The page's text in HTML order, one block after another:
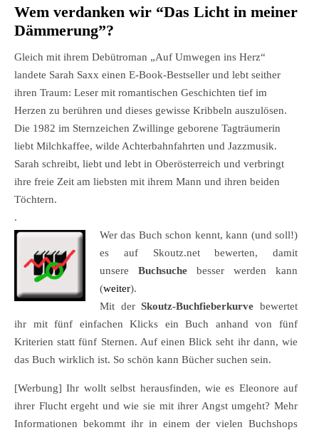
Wem verdanken wir “Das Licht in meiner
Dämmerung”?
Gleich mit ihrem Debütroman „Auf Umwegen ins Herz“
landete Sarah Saxx einen E-Book-Bestseller und lebt seither
ihren Traum: Leser mit romantischen Geschichten tief im
Herzen zu berühren und dieses gewisse Kribbeln auszulösen.
Die 1982 im Sternzeichen Zwillinge geborene Tagträumerin
liebt Milchkaffee, wilde Achterbahnfahrten und Jazzmusik.
Sarah schreibt, liebt und lebt in Oberösterreich und verbringt
ihre freie Zeit am liebsten mit ihrem Mann und ihren beiden
Töchtern.
.
Wer das Buch schon kennt, kann (und soll!)
es auf Skoutz.net bewerten, damit
unsere Buchsuche besser werden kann
(weiter).
Mit derSkoutz-Buchfieberkurve bewertet
ihr mit fünf einfachen Klicks ein Buch anhand von fünf
Kriterien statt fünf Sternen. Auf einen Blick seht ihr dann, wie
das Buch wirklich ist. So schön kann Bücher suchen sein.
[Werbung] Ihr wollt selbst herausfinden, wie es Eleonore auf
ihrer Flucht ergeht und wie sie mit ihrer Angst umgeht? Mehr
Informationen bekommt ihr in einem der vielen Buchshops